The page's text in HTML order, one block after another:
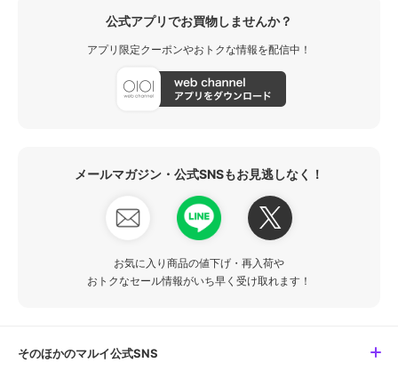
公式アプリでお買物しませんか？
アプリ限定クーポンやおトクな情報を配信中！
メールマガジン・公式SNSもお見逃しなく！
お気に入り商品の値下げ・再入荷や
おトクなセール情報がいち早く受け取れます！
そのほかのマルイ公式SNS